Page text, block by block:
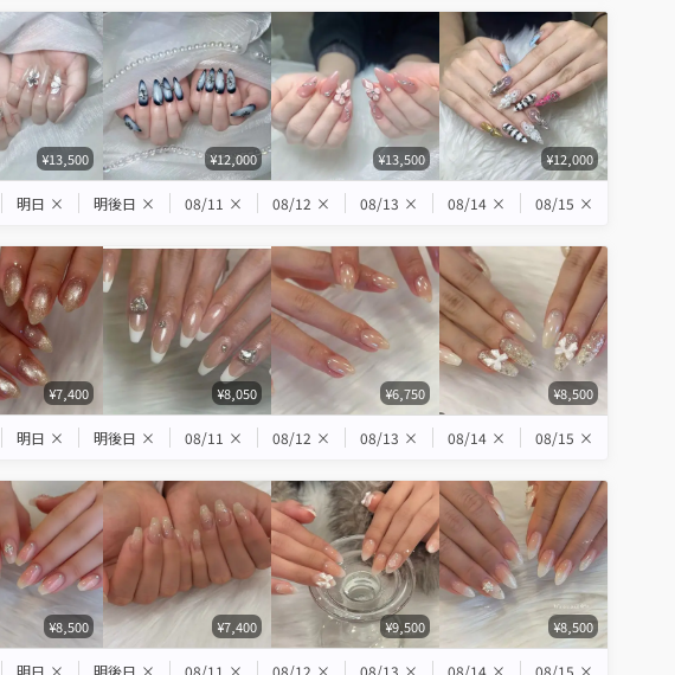
¥13,500 ¥12,000 ¥13,500 ¥12,000
明日 × 明後日 × 08/11 × 08/12 × 08/13 × 08/14 × 08/15 ×
¥7,400 ¥8,050 ¥6,750 ¥8,500
明日 × 明後日 × 08/11 × 08/12 × 08/13 × 08/14 × 08/15 ×
¥8,500 ¥7,400 ¥9,500 ¥8,500